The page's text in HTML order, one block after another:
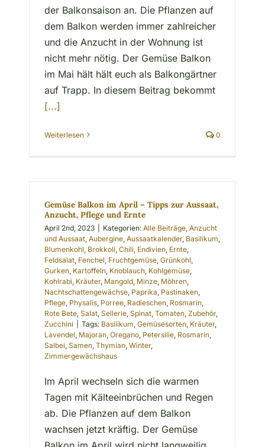
der Balkonsaison an. Die Pflanzen auf
dem Balkon werden immer zahlreicher
und die Anzucht in der Wohnung ist
nicht mehr nötig. Der Gemüse Balkon
im Mai hält hält euch als Balkongärtner
auf Trapp. In diesem Beitrag bekommt
[...]
Weiterlesen 0
Gemüse Balkon im April – Tipps zur Aussaat,
Anzucht, Pflege und Ernte
April 2nd, 2023 Kategorien:Alle Beiträge ,Anzucht
und Aussaat ,Aubergine ,Aussaatkalender, Basilikum
Blumenkohl Brokkoli ,Chili Endivien Ernte
Feldsalat Fenchel Fruchtgemüse ,Grünkohl
Gurken Kartoffeln Knoblauch Kohlgemüse
Kohlrabi Kräuter, Mangold Minze Möhren
Nachtschattengewächse Paprika Pastinaken
Pflege Physalis Porree Radieschen Rosmarin
Rote Bete ,Salat ,Sellerie ,Spinat ,Tomaten ,Zubehör,
Zucchini
Tags: Basilikum ,Gemüsesorten Kräuter,
Lavendel Majoran ,Oregano Petersilie Rosmarin
Salbei ,Samen ,Thymian ,Winter,
Zimmergewächshaus
Im April wechseln sich die warmen
Tagen mit Kälteeinbrüchen und Regen
ab. Die Pflanzen auf dem Balkon
wachsen jetzt kräftig. Der Gemüse